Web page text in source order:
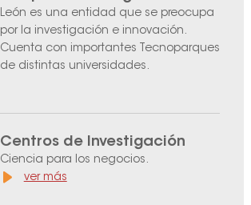
León es una entidad que se preocupa
por la investigación e innovación.
Cuenta con importantes Tecnoparques
de distintas universidades.
Centros de Investigación
Ciencia para los negocios.
ver más